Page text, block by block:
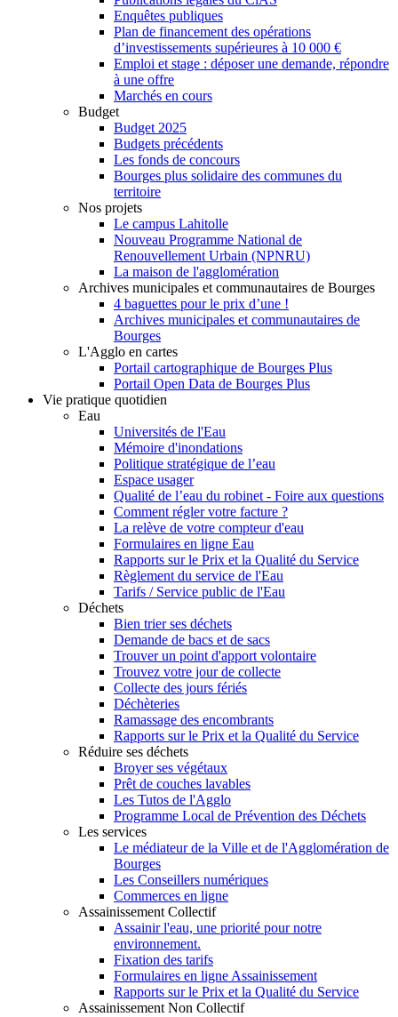
Enquêtes publiques
Plan de financement des opérations
d’investissements supérieures à 10 000 €
Emploi et stage : déposer une demande, répondre
à une offre
Marchés en cours
Budget
Budget 2025
Budgets précédents
Les fonds de concours
Bourges plus solidaire des communes du
territoire
Nos projets
Le campus Lahitolle
Nouveau Programme National de
Renouvellement Urbain (NPNRU)
La maison de l'agglomération
Archives municipales et communautaires de Bourges
4 baguettes pour le prix d’une !
Archives municipales et communautaires de
Bourges
L'Agglo en cartes
Portail cartographique de Bourges Plus
Portail Open Data de Bourges Plus
Vie pratique quotidien
Eau
Universités de l'Eau
Mémoire d'inondations
Politique stratégique de l’eau
Espace usager
Qualité de l’eau du robinet - Foire aux questions
Comment régler votre facture ?
La relève de votre compteur d'eau
Formulaires en ligne Eau
Rapports sur le Prix et la Qualité du Service
Règlement du service de l'Eau
Tarifs / Service public de l'Eau
Déchets
Bien trier ses déchets
Demande de bacs et de sacs
Trouver un point d'apport volontaire
Trouvez votre jour de collecte
Collecte des jours fériés
Déchèteries
Ramassage des encombrants
Rapports sur le Prix et la Qualité du Service
Réduire ses déchets
Broyer ses végétaux
Prêt de couches lavables
Les Tutos de l'Agglo
Programme Local de Prévention des Déchets
Les services
Le médiateur de la Ville et de l'Agglomération de
Bourges
Les Conseillers numériques
Commerces en ligne
Assainissement Collectif
Assainir l'eau, une priorité pour notre
environnement.
Fixation des tarifs
Formulaires en ligne Assainissement
Rapports sur le Prix et la Qualité du Service
Assainissement Non Collectif